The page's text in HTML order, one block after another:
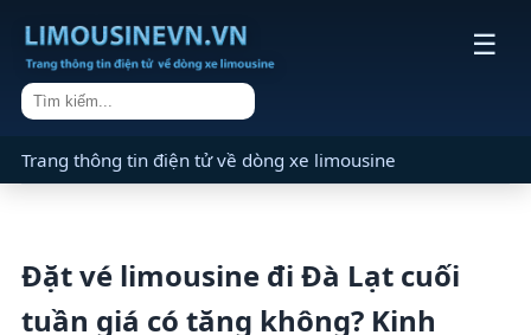
☰
Trang thông tin điện tử về dòng xe limousine
Đặt vé limousine đi Đà Lạt cuối
tuần giá có tăng không? Kinh